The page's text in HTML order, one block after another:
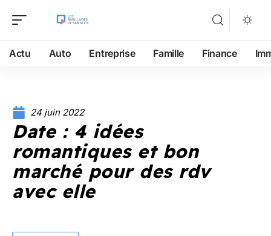
Actu Auto Entreprise Famille Finance
24 juin 2022
Date : 4 idées
romantiques et bon
marché pour des rdv
avec elle